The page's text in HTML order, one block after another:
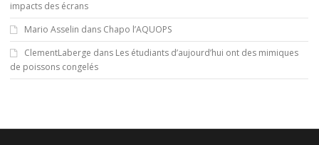
impacts des écrans
Mario Asselin dans Chapo l’AQUOPS
ClementLaberge dans Les étudiants d’aujourd’hui ont des mimiques
de poissons congelés